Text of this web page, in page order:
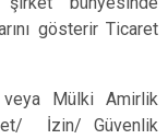
gösterir Ticaret
Mülki Amirlik
İzin/ Güvenlik